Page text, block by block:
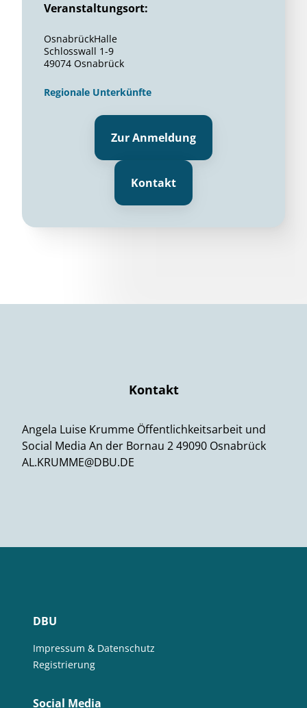
Veranstaltungsort:
OsnabrückHalle
Schlosswall 1-9
49074 Osnabrück
Regionale Unterkünfte
Zur Anmeldung
Kontakt
Kontakt
Angela Luise Krumme Öffentlichkeitsarbeit und
Social Media An der Bornau 2 49090 Osnabrück
AL.KRUMME@DBU.DE
DBU
Impressum & Datenschutz
Registrierung
Social Media